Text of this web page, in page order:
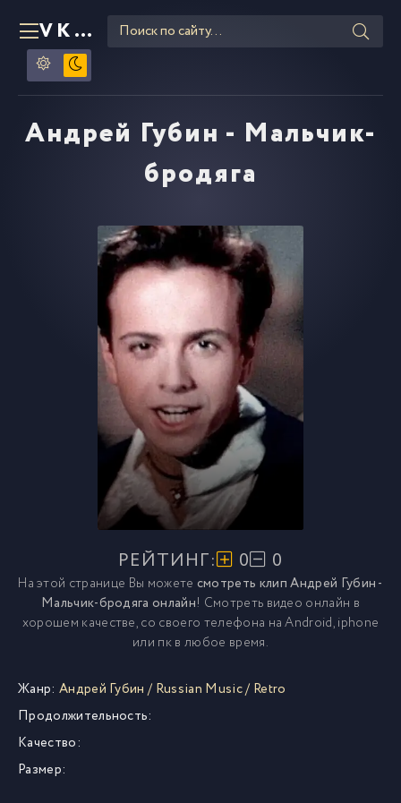
VKLIPE RU
Андрей Губин - Мальчик-
бродяга
РЕЙТИНГ: 0 0
На этой странице Вы можете смотреть клип Андрей Губин -
Мальчик-бродяга онлайн! Смотреть видео онлайн в
хорошем качестве, со своего телефона на Android, iphone
или пк в любое время.
Жанр: Андрей Губин / Russian Music/ Retro
Продолжительность:
Качество:
Размер: